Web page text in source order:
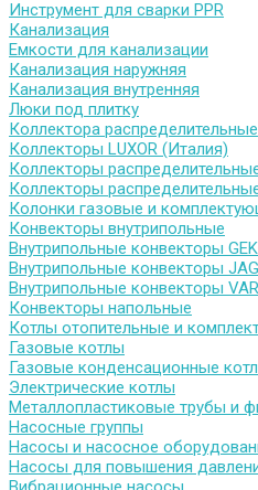
Инструмент для сварки PPR
Канализация
Емкости для канализации
Канализация наружняя
Канализация внутренняя
Люки под плитку
Коллектора распределительные
Коллекторы LUXOR (Италия)
Коллекторы
Коллекторы
Колонки газовые и
Конвекторы внутрипольные
Внутрипольные конвекторы
Внутрипольные конвекторы
Внутрипольные конвекторы
Конвекторы напольные
Котлы отопительные и
Газовые котлы
Газовые конденсационные
Электрические котлы
Металлопластиковые трубы и
Насосные группы
Насосы и насосное
Насосы для повышения